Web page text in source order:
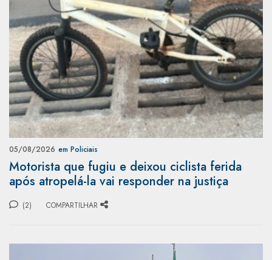
05/08/2026 em Policiais
Motorista que fugiu e deixou ciclista ferida
após atropelá-la vai responder na justiça
(2) COMPARTILHAR